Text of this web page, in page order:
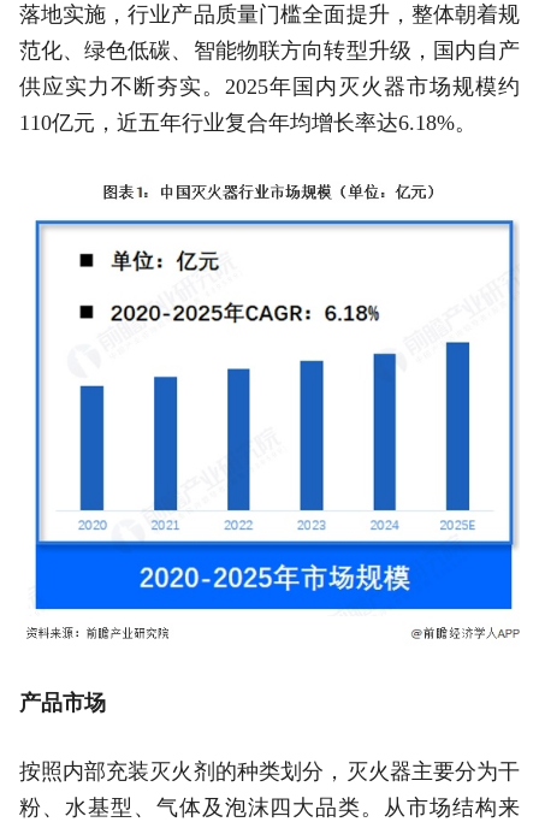
落地实施，行业产品质量门槛全面提升，整体朝着规
范化、绿色低碳、智能物联方向转型升级，国内自产
供应实力不断夯实。2025年国内灭火器市场规模约
110亿元，近五年行业复合年均增长率达6.18%。
产品市场
按照内部充装灭火剂的种类划分，灭火器主要分为干
粉、水基型、气体及泡沫四大品类。从市场结构来